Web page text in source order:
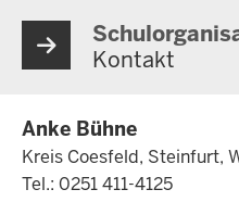
Kontakt
Anke Bühne
Kreis Coesfeld, Steinfurt,
Tel.: 0251 411-4125